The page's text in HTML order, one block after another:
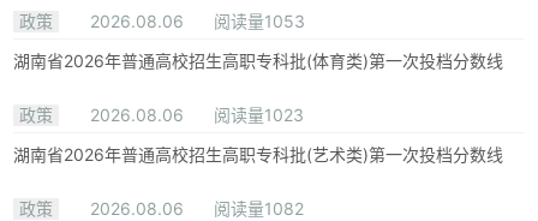
政策
2026.08.06
阅读量1053
湖南省2026年普通高校招生高职专科批(体育类)第一次投档分数线
政策 2026.08.06
阅读量1023
湖南省2026年普通高校招生高职专科批(艺术类)第一次投档分数线
政策 2026.08.06
阅读量1082